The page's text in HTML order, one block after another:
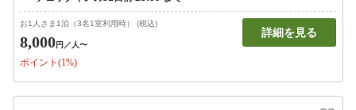
お1人さま1泊（3名1室利用時） (税込)
8,000円 ／人〜
ポイント(1%)
詳細を見る